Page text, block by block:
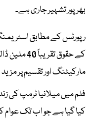
بھرپور تشہیر جاری ہے۔
رپورٹس کے مطابق
کے حقوق
مارکیٹنگ اور تقسیم پر مزید 35 ملین ڈالر خرچ کیے گئے۔
فلم میں میلانیا ٹرمپ کی
کیا گیا ہے جو اب تک